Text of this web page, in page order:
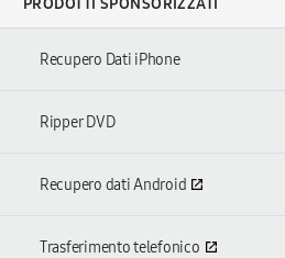
PRODOTTI SPONSORIZZATI
Recupero Dati iPhone
Ripper DVD
Recupero dati Android
Trasferimento telefonico